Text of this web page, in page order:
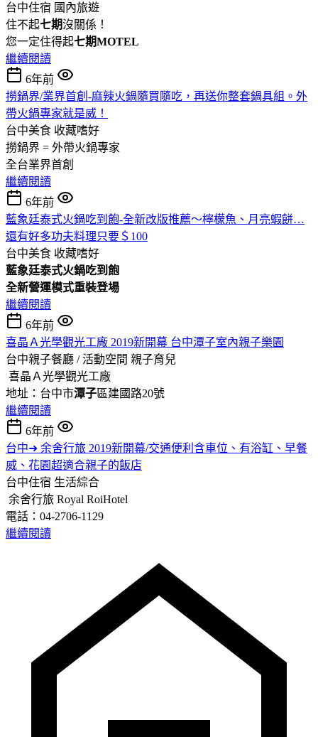
台中住宿 國內旅遊
住不起七期沒關係！
您一定住得起七期MOTEL
繼續閱讀
6年前
撈鍋界/業界首創-麻辣火鍋隨買隨吃，再送你整套鍋具組。外
帶火鍋專家就是威！
台中美食 收藏嗜好
撈鍋界 = 外帶火鍋專家
全台業界首創
繼續閱讀
6年前
藍象廷泰式火鍋吃到飽-全新改版推薦～檸檬魚、月亮蝦餅…
還有好多功夫料理只要＄100
台中美食 收藏嗜好
藍象廷泰式火鍋吃到飽
全新營運模式重裝登場
繼續閱讀
6年前
喜晶Ａ光學觀光工廠 2019新開幕 台中潭子室內親子樂園
台中親子餐廳 / 活動空間 親子育兒
喜晶Ａ光學觀光工廠
地址：台中市潭子區建國路20號
繼續閱讀
6年前
台中➜ 余舍行旅 2019新開幕/交通便利含車位、有浴缸、早餐
威、花園超適合親子的飯店
台中住宿 生活綜合
余舍行旅 Royal RoiHotel
電話：04-2706-1129
繼續閱讀